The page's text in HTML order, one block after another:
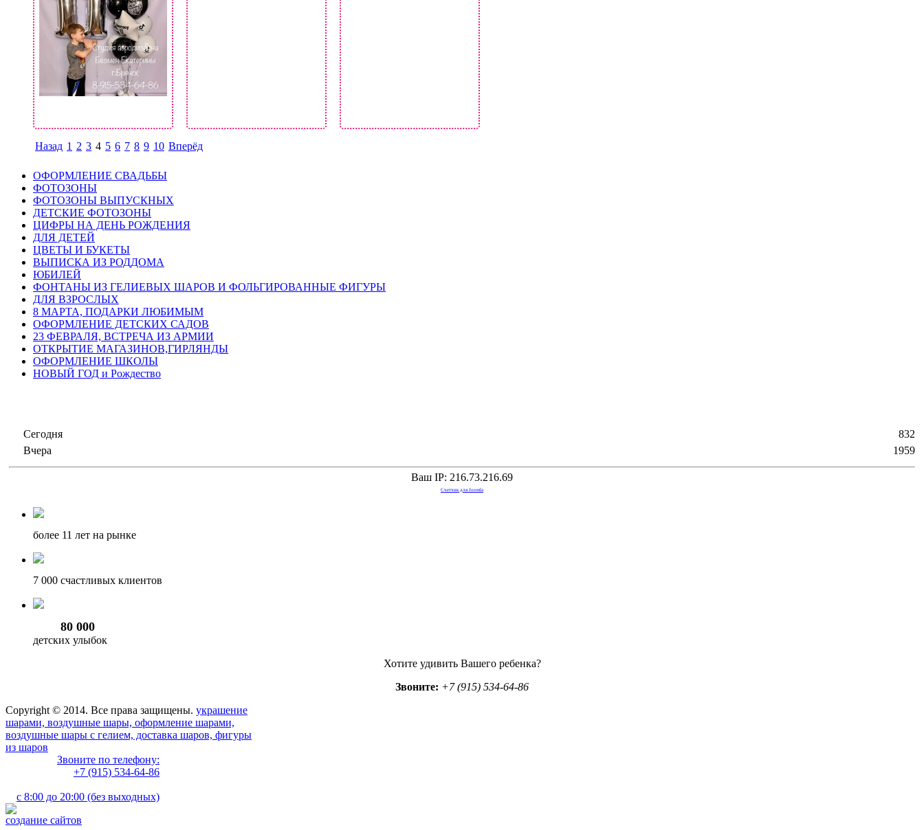
Назад 1 2 3 4 5 6 7 8 9 10 Вперёд
ОФОРМЛЕНИЕ СВАДЬБЫ
ФОТОЗОНЫ
ФОТОЗОНЫ ВЫПУСКНЫХ
ДЕТСКИЕ ФОТОЗОНЫ
ЦИФРЫ НА ДЕНЬ РОЖДЕНИЯ
ДЛЯ ДЕТЕЙ
ЦВЕТЫ И БУКЕТЫ
ВЫПИСКА ИЗ РОДДОМА
ЮБИЛЕЙ
ФОНТАНЫ ИЗ ГЕЛИЕВЫХ ШАРОВ И ФОЛЬГИРОВАННЫЕ ФИГУРЫ
ДЛЯ ВЗРОСЛЫХ
8 МАРТА, ПОДАРКИ ЛЮБИМЫМ
ОФОРМЛЕНИЕ ДЕТСКИХ САДОВ
23 ФЕВРАЛЯ, ВСТРЕЧА ИЗ АРМИИ
ОТКРЫТИЕ МАГАЗИНОВ,ГИРЛЯНДЫ
ОФОРМЛЕНИЕ ШКОЛЫ
НОВЫЙ ГОД и Рождество
Сегодня
Вчера
832
1959
Ваш IP: 216.73.216.69
Счетчик для Joomla
более 11 лет на рынке
7 000 счастливых клиентов
80 000
детских улыбок
Хотите удивить Вашего ребенка?
Звоните: +7 (915) 534-64-86
Copyright © 2014. Все права защищены. украшение
шарами, воздушные шары, оформление шарами,
воздушные шары с гелием, доставка шаров, фигуры
из шаров
Звоните по телефону:
+7 (915) 534-64-86
с 8:00 до 20:00 (без выходных)
создание сайтов